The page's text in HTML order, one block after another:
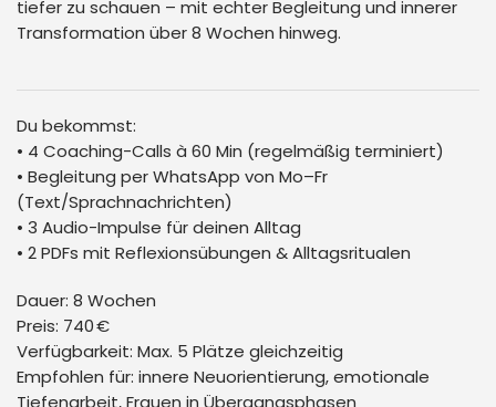
tiefer zu schauen – mit echter Begleitung und innerer
Transformation über 8 Wochen hinweg.
Du bekommst:
• 4 Coaching-Calls à 60 Min (regelmäßig terminiert)
• Begleitung per WhatsApp von Mo–Fr
(Text/Sprachnachrichten)
• 3 Audio-Impulse für deinen Alltag
• 2 PDFs mit Reflexionsübungen & Alltagsritualen
Dauer: 8 Wochen
Preis: 740 €
Verfügbarkeit: Max. 5 Plätze gleichzeitig
Empfohlen für: innere Neuorientierung, emotionale
Tiefenarbeit, Frauen in Übergangsphasen